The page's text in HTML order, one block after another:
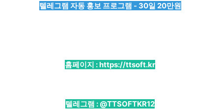
텔레그램 자동 홍보 프로그램 - 30일 20만원
홈페이지 :https://ttsoft.kr
텔레그램 : @TTSOFTKR12